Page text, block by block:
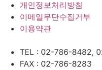
개인정보처리방침
이메일무단수집거부
이용약관
TEL : 02-786-8482,
FAX : 02-786-8283